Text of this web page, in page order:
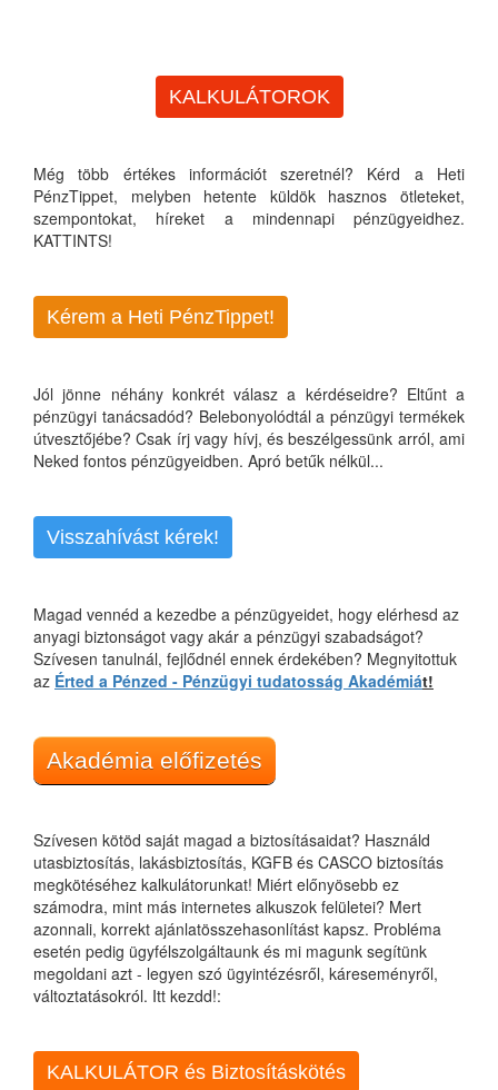
KALKULÁTOROK
Még több értékes információt szeretnél? Kérd a Heti
PénzTippet, melyben hetente küldök hasznos ötleteket,
szempontokat, híreket a mindennapi pénzügyeidhez.
KATTINTS!
Kérem a Heti PénzTippet!
Jól jönne néhány konkrét válasz a kérdéseidre? Eltűnt a
pénzügyi tanácsadód? Belebonyolódtál a pénzügyi termékek
útvesztőjébe? Csak írj vagy hívj, és beszélgessünk arról, ami
Neked fontos pénzügyeidben. Apró betűk nélkül...
Visszahívást kérek!
Magad vennéd a kezedbe a pénzügyeidet, hogy elérhesd az
anyagi biztonságot vagy akár a pénzügyi szabadságot?
Szívesen tanulnál, fejlődnél ennek érdekében? Megnyitottuk
az Érted a Pénzed - Pénzügyi tudatosság Akadémiát!
Akadémia előfizetés
Szívesen kötöd saját magad a biztosításaidat? Használd
utasbiztosítás, lakásbiztosítás, KGFB és CASCO biztosítás
megkötéséhez kalkulátorunkat! Miért előnyösebb ez
számodra, mint más internetes alkuszok felületei? Mert
azonnali, korrekt ajánlatösszehasonlítást kapsz. Probléma
esetén pedig ügyfélszolgáltaunk és mi magunk segítünk
megoldani azt - legyen szó ügyintézésről, káreseményről,
változtatásokról. Itt kezdd!:
KALKULÁTOR és Biztosításkötés